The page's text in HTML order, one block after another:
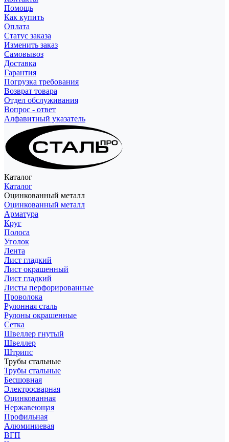
Помощь
Как купить
Оплата
Статус заказа
Изменить заказ
Самовывоз
Доставка
Гарантия
Погрузка требования
Возврат товара
Отдел обслуживания
Вопрос - ответ
Алфавитный указатель
Каталог
Каталог
Оцинкованный металл
Оцинкованный металл
Арматура
Круг
Полоса
Уголок
Лента
Лист гладкий
Лист окрашенный
Лист гладкий
Листы перфорированные
Проволока
Рулонная сталь
Рулоны окрашенные
Сетка
Швеллер гнутый
Швеллер
Штрипс
Трубы стальные
Трубы стальные
Бесшовная
Электросварная
Оцинкованная
Нержавеющая
Профильная
Алюминиевая
ВГП